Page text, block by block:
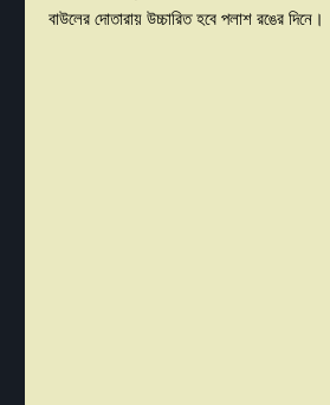
বাউলের দোতারায় উচ্চারিত হবে পলাশ রঙের দিনে।